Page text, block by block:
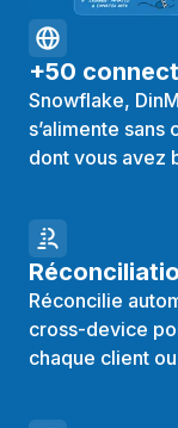
+50
Snowflake,
s’alimente
dont vous avez
Réconcilie
cross-device
chaque client